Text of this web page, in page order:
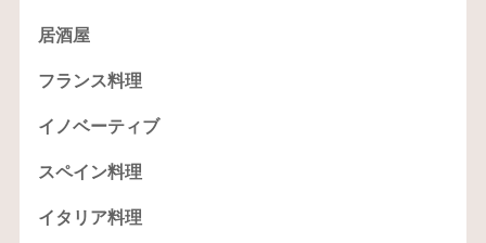
居酒屋
フランス料理
イノベーティブ
スペイン料理
イタリア料理